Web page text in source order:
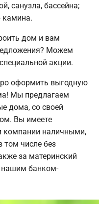
санузла, бассейна;
камина.
дом и вам
Можем
акции.
оформить выгодную
Мы предлагаем
дома, со своей
Вы имеете
компании наличными,
том числе без
за материнский
нашим банком-